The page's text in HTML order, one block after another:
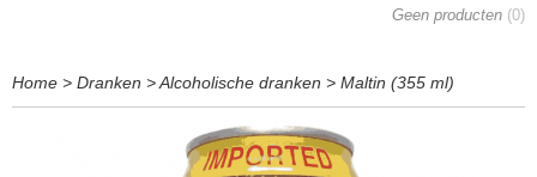
Geen producten (0)
Home > Dranken >Alcoholische dranken > Maltin (355 ml)